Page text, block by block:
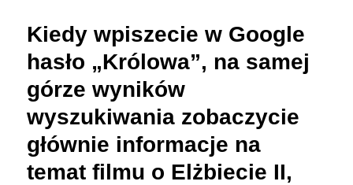
Kiedy wpiszecie w Google
hasło „Królowa”, na samej
górze wyników
wyszukiwania zobaczycie
głównie informacje na
temat filmu o Elżbiecie II,